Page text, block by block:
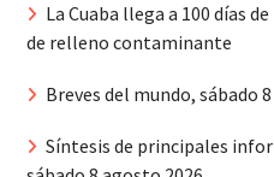
La Cuaba llega a 100 días
de relleno contaminante
Breves del mundo, sábado
Síntesis de principales